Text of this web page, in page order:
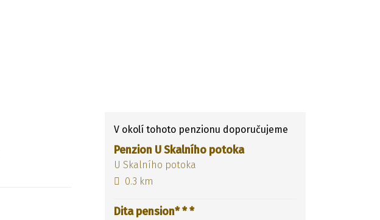
V okolí tohoto penzionu doporučujeme
Penzion U Skalního potoka
U Skalního potoka
0.3 km
Dita pension* * *